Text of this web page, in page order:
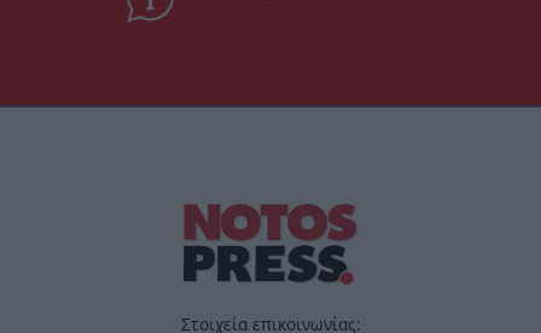
Στοιχεία επικοινωνίας: